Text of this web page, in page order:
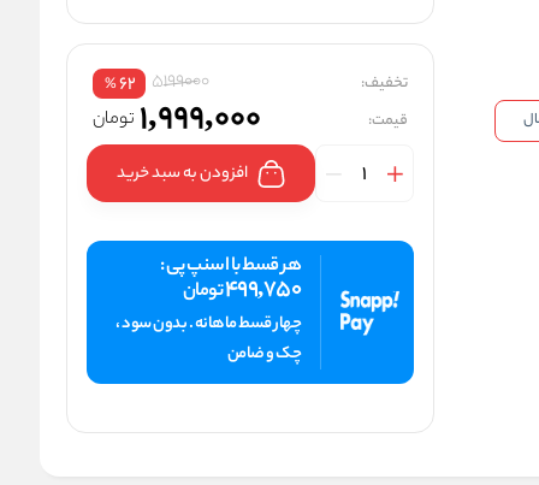
تخفیف: 5199000
62
%
قیمت: 1,999,000 تومان
افزودن به سبد خرید
هر قسط با اسنپ پی :
499,750تومان
چهار قسط ماهانه . بدون سود ،
چک و ضامن